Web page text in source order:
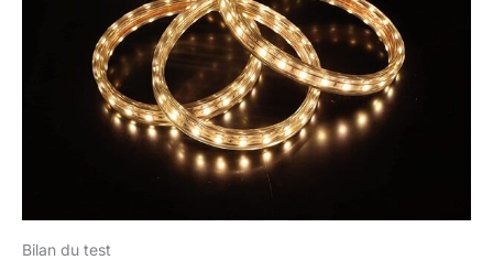
Bilan du test